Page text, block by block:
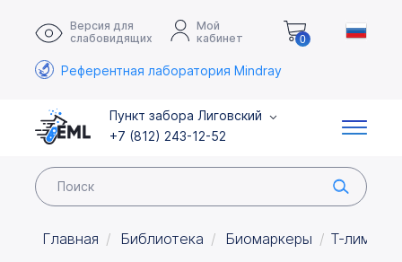
Версия для
слабовидящих
Мой
кабинет
0
Референтная лаборатория Mindray
Пункт забора Лиговский
+7 (812) 243-12-52
Главная Библиотека Биомаркеры Т-